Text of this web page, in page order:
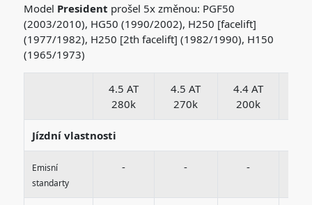
Model President prošel 5x změnou: PGF50
(2003/2010), HG50 (1990/2002), H250 [facelift]
(1977/1982), H250 [2th facelift] (1982/1990), H150
(1965/1973)
4.5 AT
280k
4.5 AT
270k
4.4 AT
200k
Jízdní vlastnosti
Emisní
standarty
- - -